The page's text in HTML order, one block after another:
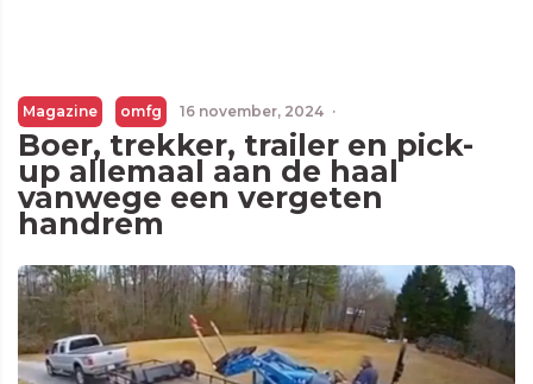
Magazine omfg 16 november, 2024 ·
Boer, trekker, trailer en pick-
up allemaal aan de haal
vanwege een vergeten
handrem